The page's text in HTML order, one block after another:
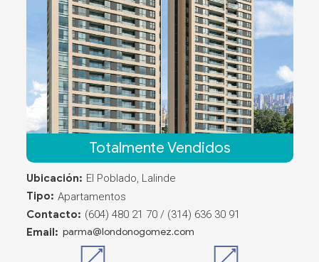
Totalmente Vendidos
Ubicación: El Poblado, Lalinde
Tipo: Apartamentos
Contacto: (604) 480 21 70 / (314) 636 30 91
Email: parma@londonogomez.com